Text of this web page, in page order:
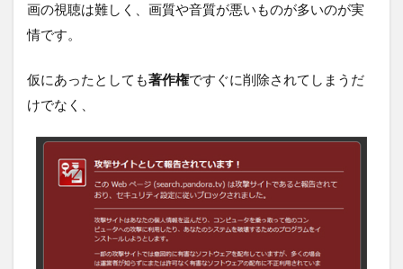
画の視聴は難しく、画質や音質が悪いものが多いのが実
情です。
仮にあったとしても著作権ですぐに削除されてしまうだ
けでなく、